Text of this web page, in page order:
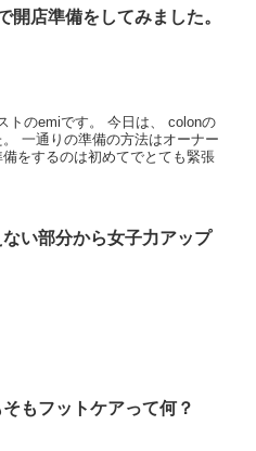
開店準備をしてみました。
トのemiです。 今日は、 colonの
一通りの準備の方法はオーナー
をするのは初めてでとても緊張
ない部分から女子力アップ
そもフットケアって何？